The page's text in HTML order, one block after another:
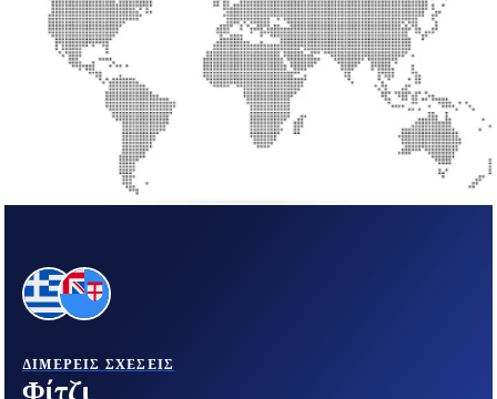
ΔΙΜΕΡΕΊΣ ΣΧΈΣΕΙΣ
Φίτζι